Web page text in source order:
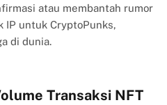
atau membantah rumor
IP untuk CryptoPunks,
di dunia.
Transaksi NFT